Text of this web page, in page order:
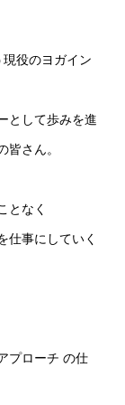
役のヨガイン
として歩みを進
さん。
となく
仕事にしていく
プローチ の仕